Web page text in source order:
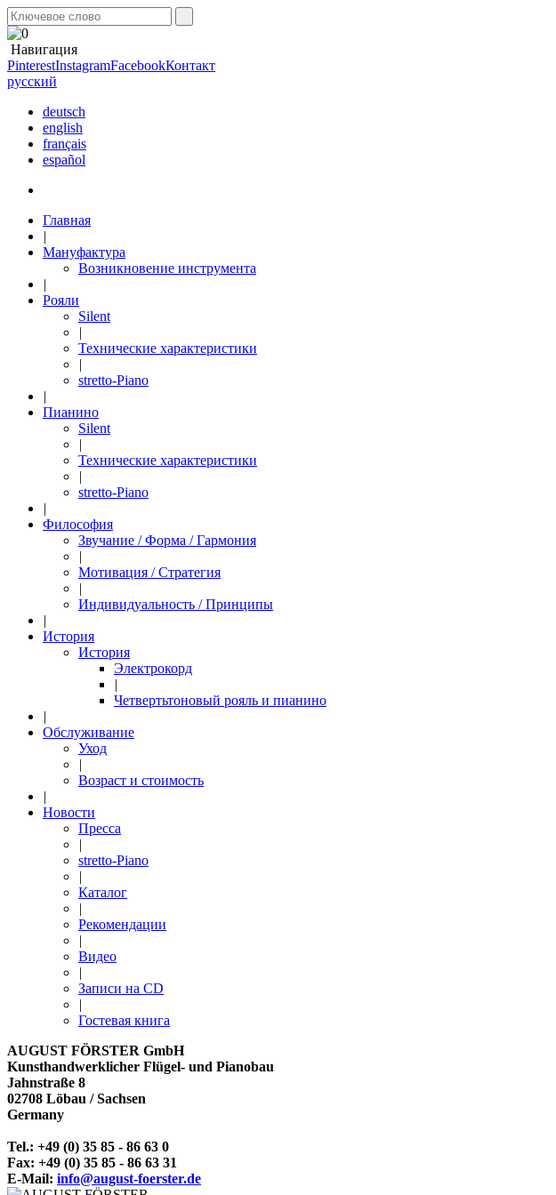
Навигация
PinterestInstagramFacebookКонтакт
русский
deutsch
english
français
español
Главная
|
Мануфактура
Возникновение инструмента
|
Рояли
Silent
|
Технические характеристики
|
stretto-Piano
|
Пианино
Silent
|
Технические характеристики
|
stretto-Piano
|
Философия
Звучание / Форма / Гармония
|
Мотивация / Стратегия
|
Индивидуальность / Принципы
|
История
История
Электрокорд
|
Четвертьтоновый рояль и пианино
|
Обслуживание
Уход
|
Возраст и стоимость
|
Новости
Пресса
|
stretto-Piano
|
Каталог
|
Рекомендации
|
Видео
|
Записи на CD
|
Гостевая книга
AUGUST FÖRSTER GmbH
Kunsthandwerklicher Flügel- und Pianobau
Jahnstraße 8
02708 Löbau /­ Sachsen
Germany
Tel.: +49 (0) 35 85 - 86 63 0
Fax: +49 (0) 35 85 - 86 63 31
E-Mail: info@august-foerster.de